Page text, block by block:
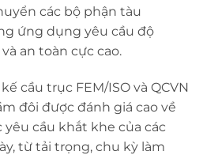
các bộ phận tàu
ứng dụng yêu cầu độ
an toàn cực cao.
cầu trục FEM/ISO và QCVN
đôi được đánh giá cao về
cầu khắt khe của các
từ tải trọng, chu kỳ làm